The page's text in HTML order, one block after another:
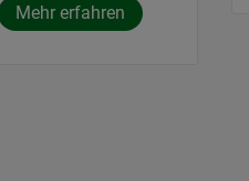
Mehr erfahren